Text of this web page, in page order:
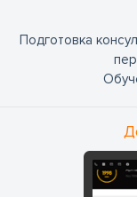
Подготовка